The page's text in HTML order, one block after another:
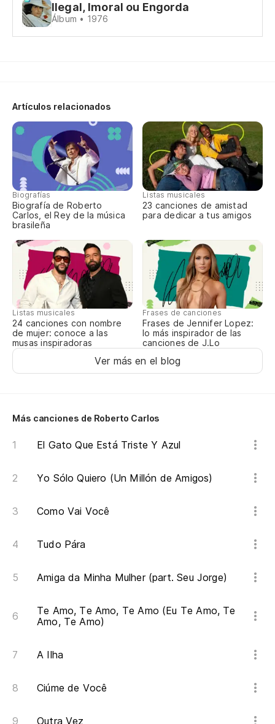
Ilegal, Imoral ou Engorda
Álbum • 1976
Artículos relacionados
Biografías
Biografía de Roberto
Carlos, el Rey de la música
brasileña
Listas musicales
23 canciones de amistad
para dedicar a tus amigos
Listas musicales
24 canciones con nombre
de mujer: conoce a las
musas inspiradoras
Frases de canciones
Frases de Jennifer Lopez:
lo más inspirador de las
canciones de J.Lo
Ver más en el blog
Más canciones de Roberto Carlos
El Gato Que Está Triste Y Azul
Yo Sólo Quiero (Un Millón de Amigos)
Como Vai Você
Tudo Pára
Amiga da Minha Mulher (part. Seu Jorge)
Te Amo, Te Amo, Te Amo (Eu Te Amo, Te
Amo, Te Amo)
A Ilha
Ciúme de Você
Outra Vez